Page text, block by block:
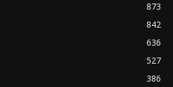
873
842
636
527
386